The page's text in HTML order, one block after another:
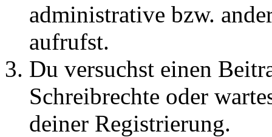
administrative bzw.
aufrufst.
Du versuchst einen
Schreibrechte oder
deiner Registrierung.